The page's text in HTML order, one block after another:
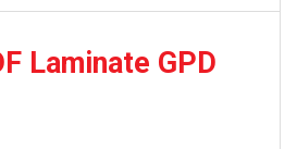
Laminate GPD